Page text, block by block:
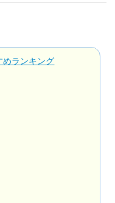
めランキング